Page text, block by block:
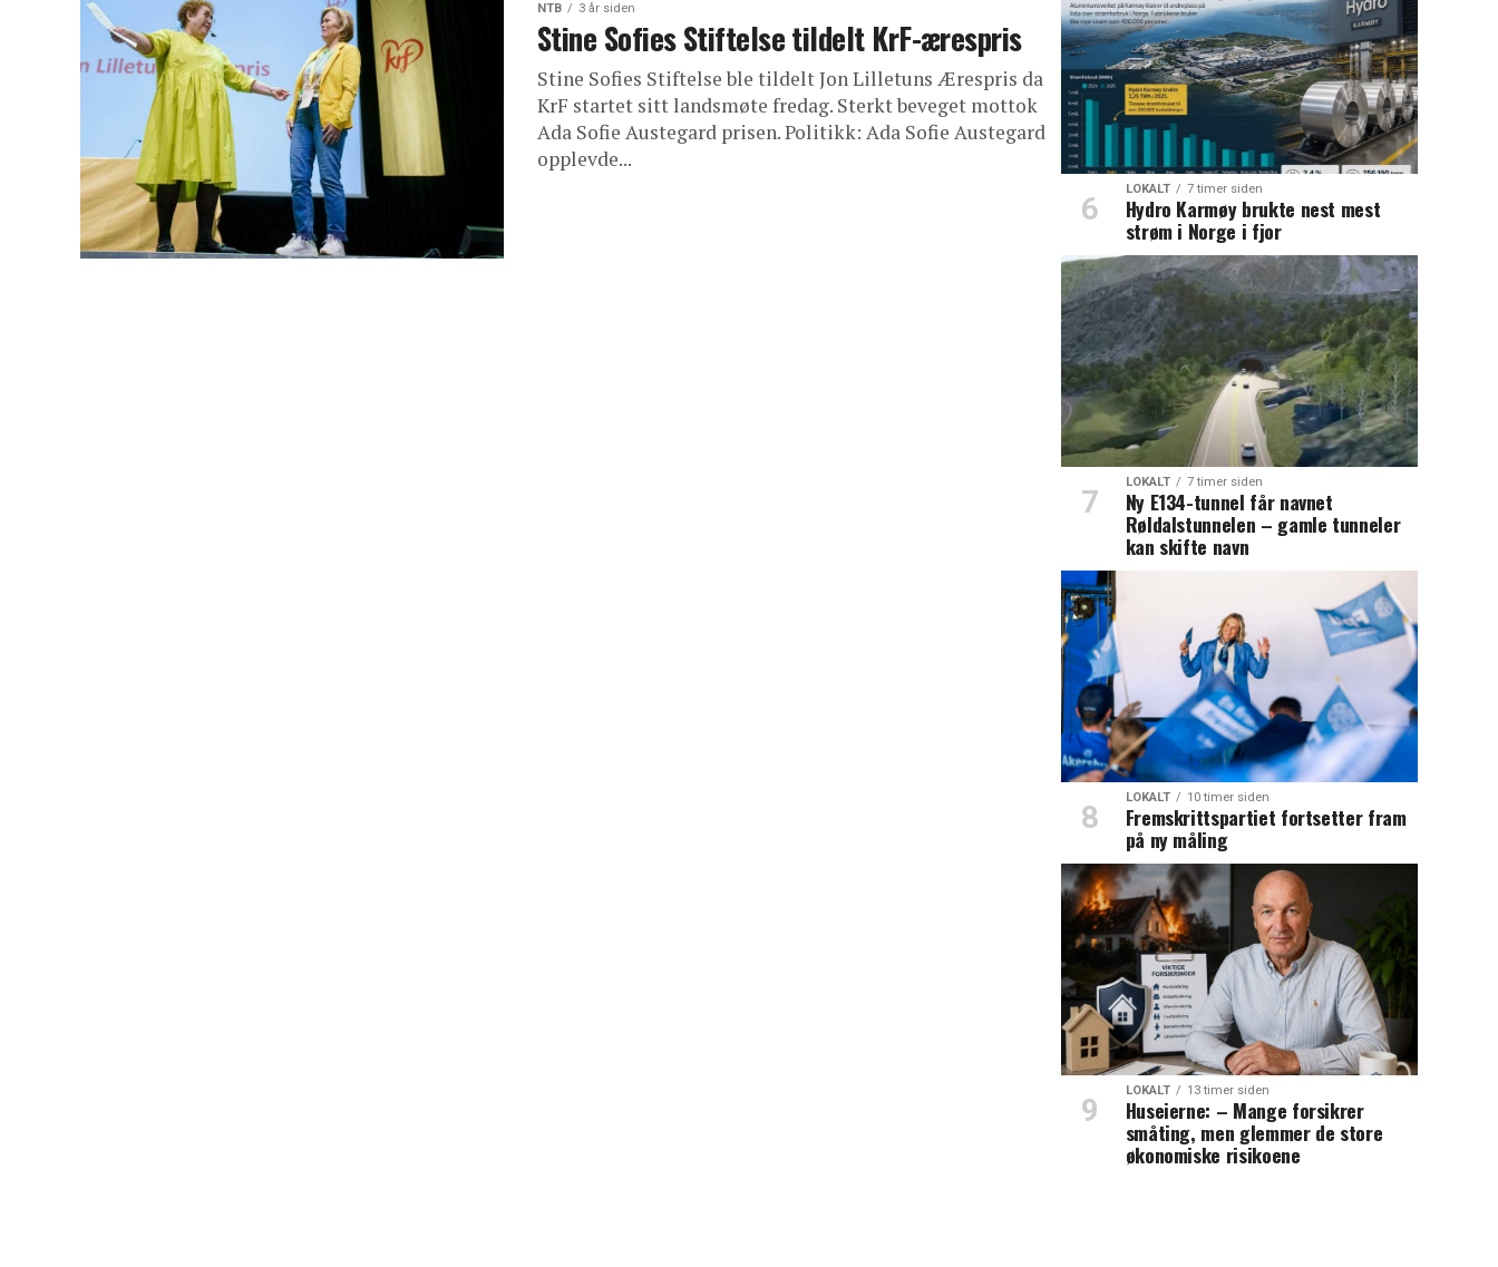
NTB 3 år siden
Stine Sofies Stiftelse tildelt KrF-ærespris
Stine Sofies Stiftelse ble tildelt Jon Lilletuns Ærespris da
KrF startet sitt landsmøte fredag. Sterkt beveget mottok
Ada Sofie Austegard prisen. Politikk: Ada Sofie Austegard
opplevde...
LOKALT 7 timer siden
Hydro Karmøy brukte nest mest
strøm i Norge i fjor
LOKALT 7 timer siden
Ny E134-tunnel får navnet
Røldalstunnelen – gamle tunneler
kan skifte navn
LOKALT 10 timer siden
Fremskrittspartiet fortsetter fram
på ny måling
LOKALT 13 timer siden
Huseierne: – Mange forsikrer
småting, men glemmer de store
økonomiske risikoene